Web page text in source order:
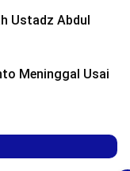
Ustadz Abdul
Meninggal Usai